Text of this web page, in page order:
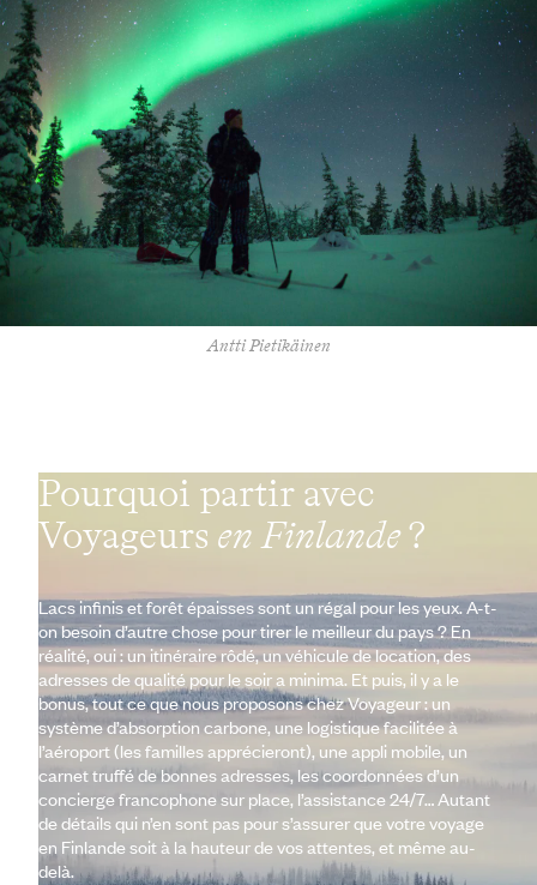
Antti Pietikäinen
Pourquoi partir avec
Voyageurs en Finlande?
Lacs infinis et forêt épaisses sont un régal pour les yeux. A-t-
on besoin d’autre chose pour tirer le meilleur du pays ? En
réalité, oui : un itinéraire rôdé, un véhicule de location, des
adresses de qualité pour le soir a minima. Et puis, il y a le
bonus, tout ce que nous proposons chez Voyageur : un
système d’absorption carbone, une logistique facilitée à
l’aéroport (les familles apprécieront), une appli mobile, un
carnet truffé de bonnes adresses, les coordonnées d’un
concierge francophone sur place, l’assistance 24/7… Autant
de détails qui n’en sont pas pour s’assurer que votre voyage
en Finlande soit à la hauteur de vos attentes, et même au-
delà.